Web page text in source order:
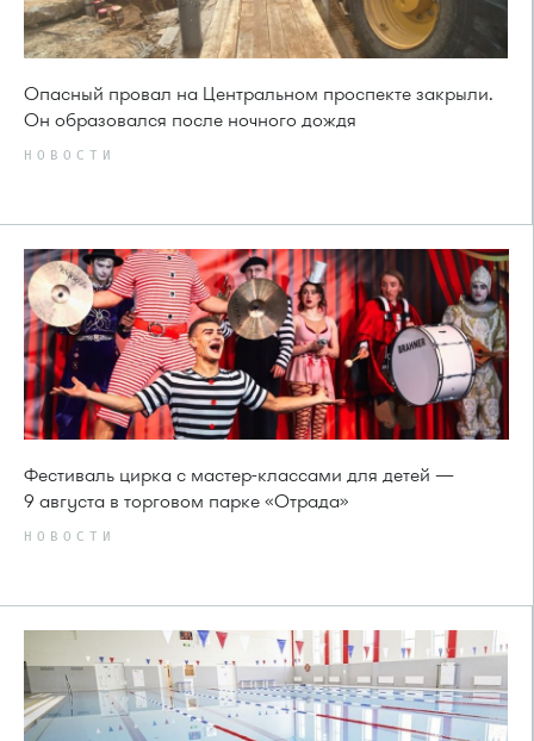
Опасный провал на Центральном проспекте закрыли.
Он образовался после ночного дождя
НОВОСТИ
Фестиваль цирка с мастер-классами для детей —
9 августа в торговом парке «Отрада»
НОВОСТИ